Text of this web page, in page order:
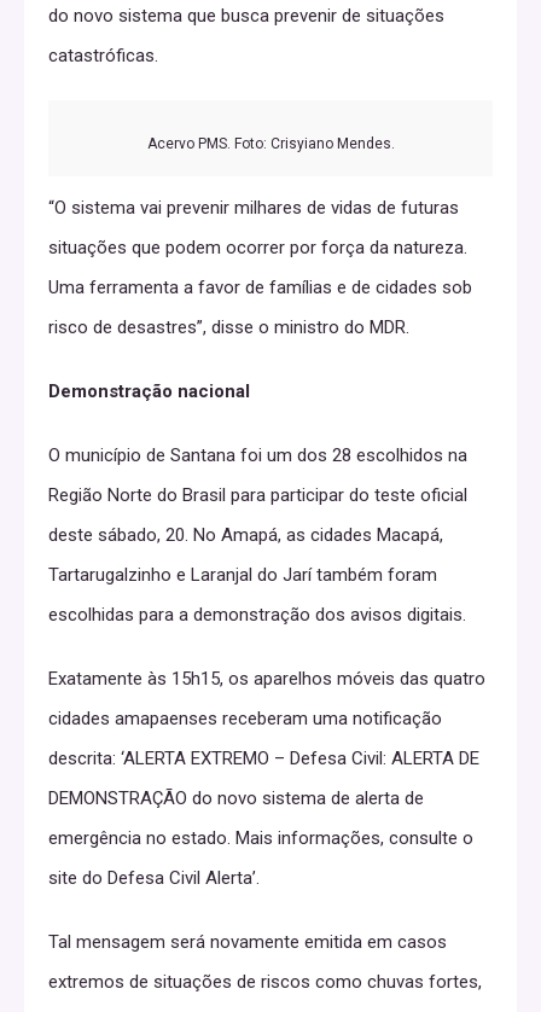
do novo sistema que busca prevenir de situações
catastróficas.
Acervo PMS. Foto: Crisyiano Mendes.
“O sistema vai prevenir milhares de vidas de futuras
situações que podem ocorrer por força da natureza.
Uma ferramenta a favor de famílias e de cidades sob
risco de desastres”, disse o ministro do MDR.
Demonstração nacional
O município de Santana foi um dos 28 escolhidos na
Região Norte do Brasil para participar do teste oficial
deste sábado, 20. No Amapá, as cidades Macapá,
Tartarugalzinho e Laranjal do Jarí também foram
escolhidas para a demonstração dos avisos digitais.
Exatamente às 15h15, os aparelhos móveis das quatro
cidades amapaenses receberam uma notificação
descrita: ‘ALERTA EXTREMO – Defesa Civil: ALERTA DE
DEMONSTRAÇÃO do novo sistema de alerta de
emergência no estado. Mais informações, consulte o
site do Defesa Civil Alerta’.
Tal mensagem será novamente emitida em casos
extremos de situações de riscos como chuvas fortes,